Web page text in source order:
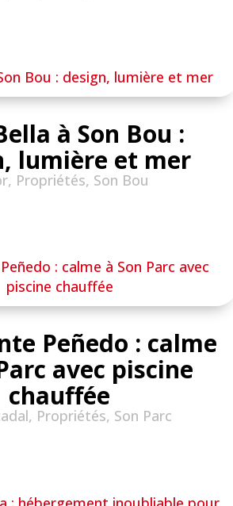
à Son Bou :
lumière et mer
, Propriétés, Son Bou
Peñedo : calme
avec piscine
chauffée
, Propriétés, Son Parc